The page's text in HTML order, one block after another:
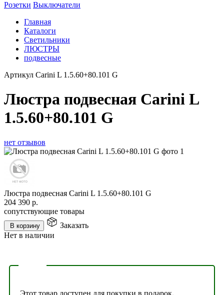
Розетки Выключатели
Главная
Каталоги
Светильники
ЛЮСТРЫ
подвесные
Артикул Carini L 1.5.60+80.101 G
Люстра подвесная Carini L
1.5.60+80.101 G
нет отзывов
Люстра подвесная Carini L 1.5.60+80.101 G
204 390 р.
сопутствующие товары
В корзину
Заказать
Нет в наличии
Этот товар доступен для покупки в подарок.